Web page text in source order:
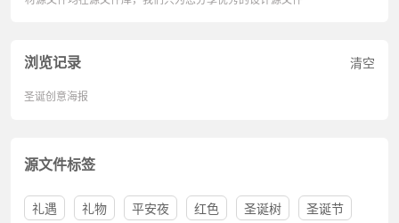
浏览记录 清空
圣诞创意海报
源文件标签
礼遇 礼物 平安夜 红色 圣诞树 圣诞节